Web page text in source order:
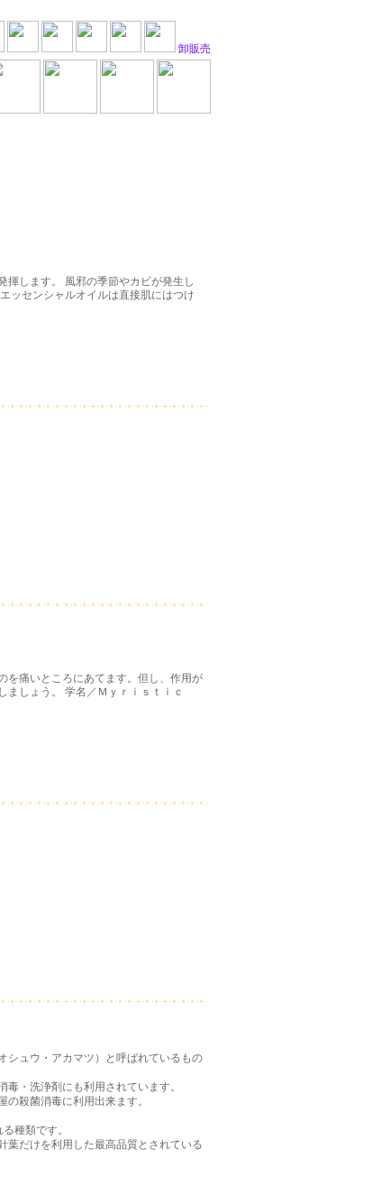
卸販売
揮します。 風邪の季節やカビが発生し
ッセンシャルオイルは直接肌にはつけ
を痛いところにあてます。但し、作用が
ましょう。 学名／Ｍｙｒｉｓｔｉｃ
シュウ・アカマツ）と呼ばれているもの
・洗浄剤にも利用されています。
殺菌消毒に利用出来ます。
種類です。
葉だけを利用した最高品質とされている